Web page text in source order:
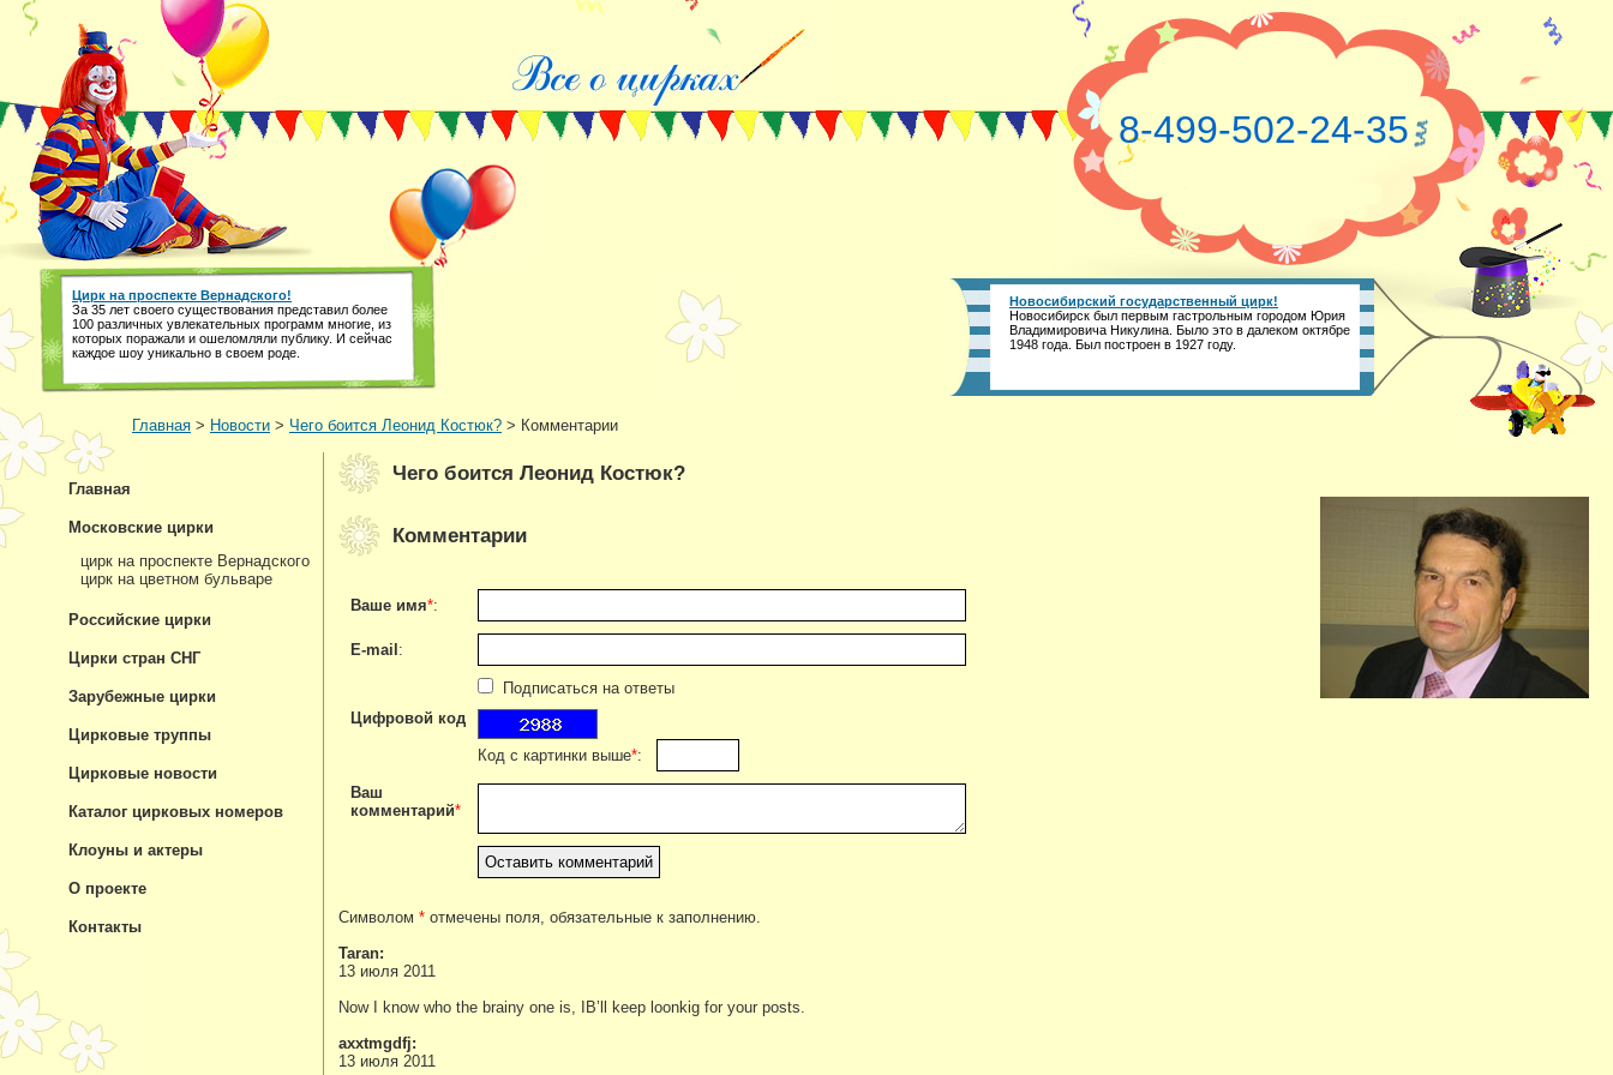
8-499-502-24-35
Цирк на проспекте Вернадского!
За 35 лет своего существования представил более
100 различных увлекательных программ многие, из
которых поражали и ошеломляли публику. И сейчас
каждое шоу уникально в своем роде.
Новосибирский государственный цирк!
Новосибирск был первым гастрольным городом Юрия
Владимировича Никулина. Было это в далеком октябре
1948 года. Был построен в 1927 году.
Главная > Новости > Чего боится Леонид Костюк? > Комментарии
Чего боится Леонид Костюк?
Комментарии
Ваше имя*:
E-mail :
Подписаться на ответы
Цифровой код
Код с картинки выше*:
Ваш
комментарий*
Символом * отмечены поля, обязательные к заполнению.
Taran:
13 июля 2011
Now I know who the brainy one is, IВ’ll keep loonkig for your posts.
axxtmgdfj:
13 июля 2011
Главная
Московские цирки
цирк на проспекте Вернадского
цирк на цветном бульваре
Российские цирки
Цирки стран СНГ
Зарубежные цирки
Цирковые труппы
Цирковые новости
Каталог цирковых номеров
Клоуны и актеры
О проекте
Контакты